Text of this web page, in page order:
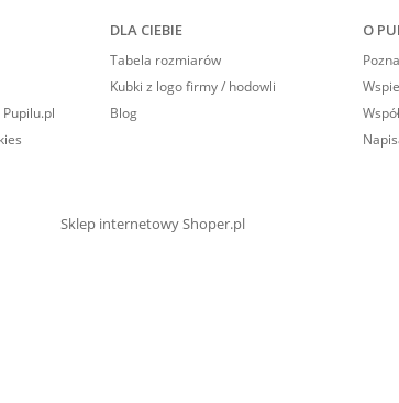
DLA CIEBIE
Tabela rozmiarów
Kubki z logo firmy / hodowli
Blog
O
Sklep internetowy Shoper.pl